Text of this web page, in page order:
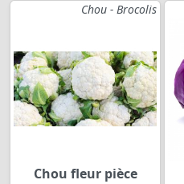
Chou - Brocolis
Chou fleur pièce